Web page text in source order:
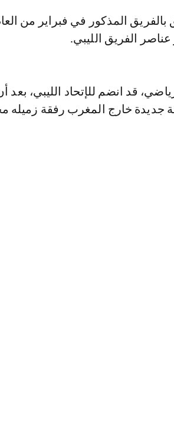
المذكور في فبراير من
الفريق الليبي.
قد انضم للإتحاد الليبي، بعد
جديدة خارج المغرب رفقة زميله